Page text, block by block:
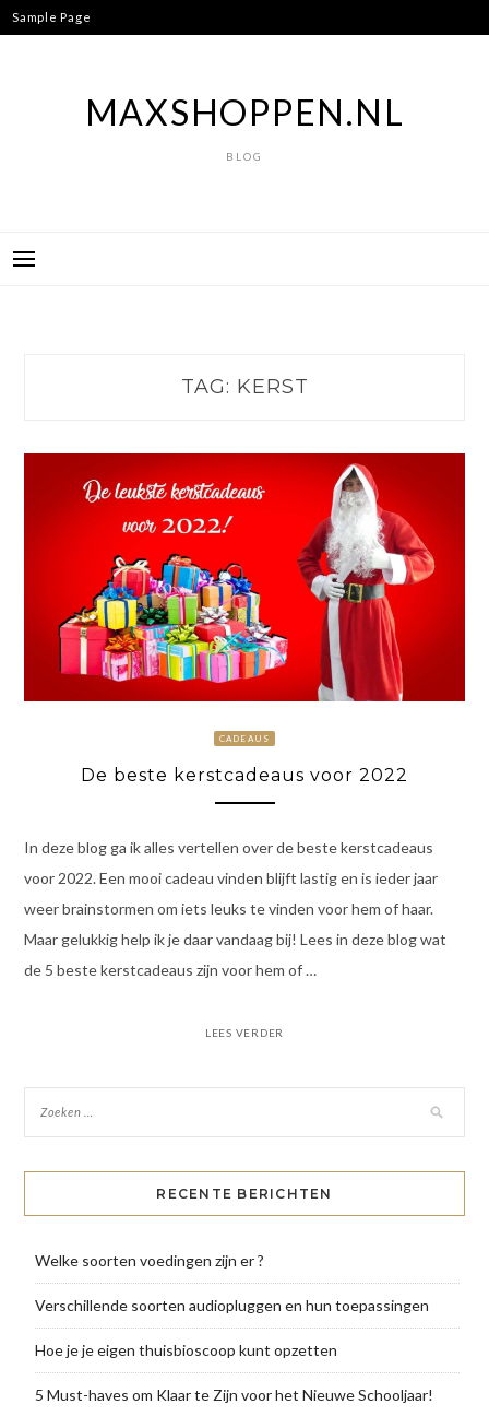
Ga
naar
Sample Page
MAXSHOPPEN.NL
BLOG
TAG: KERST
CADEAUS
De beste kerstcadeaus voor 2022
In deze blog ga ik alles vertellen over de beste kerstcadeaus
voor 2022. Een mooi cadeau vinden blijft lastig en is ieder jaar
weer brainstormen om iets leuks te vinden voor hem of haar.
Maar gelukkig help ik je daar vandaag bij! Lees in deze blog wat
de 5 beste kerstcadeaus zijn voor hem of …
LEES VERDER
RECENTE BERICHTEN
Welke soorten voedingen zijn er ?
Verschillende soorten audiopluggen en hun toepassingen
Hoe je je eigen thuisbioscoop kunt opzetten
5 Must-haves om Klaar te Zijn voor het Nieuwe Schooljaar!